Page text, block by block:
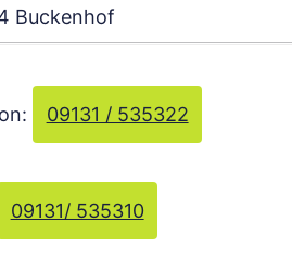
Buckenhof
09131 / 535322
09131/ 535310